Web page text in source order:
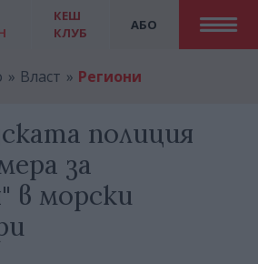
АБО
КЕШ
КЛУБ
Власт Региони
полиция
за
в морски